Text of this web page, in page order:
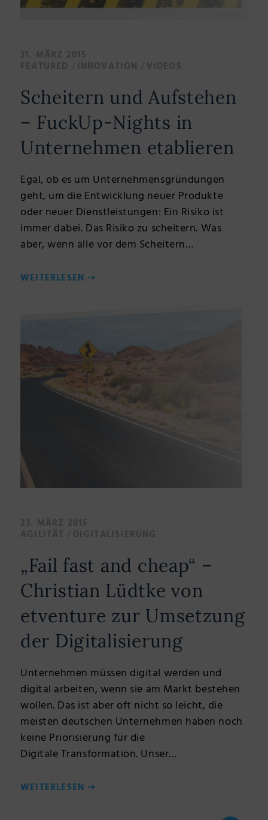
31. MÄRZ 2015
FEATURED / INNOVATION / VIDEOS
Scheitern und Aufstehen
– FuckUp-Nights in
Unternehmen etablieren
Egal, ob es um Unternehmensgründungen
geht, um die Entwicklung neuer Produkte
oder neuer Dienstleistungen: Ein Risiko ist
immer dabei. Das Risiko zu scheitern. Was
aber, wenn alle vor dem Scheitern…
WEITERLESEN ⇢
23. MÄRZ 2015
AGILITÄT / DIGITALISIERUNG
„Fail fast and cheap“ –
Christian Lüdtke von
etventure zur Umsetzung
der Digitalisierung
Unternehmen müssen digital werden und
digital arbeiten, wenn sie am Markt bestehen
wollen. Das ist aber oft nicht so leicht, die
meisten deutschen Unternehmen haben noch
keine Priorisierung für die
Digitale Transformation. Unser…
WEITERLESEN ⇢